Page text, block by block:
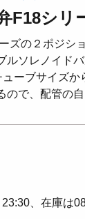
F18シリ
ズの２ポジシ
ルソレノイド
ーブサイズか
ので、配管の
、在庫は